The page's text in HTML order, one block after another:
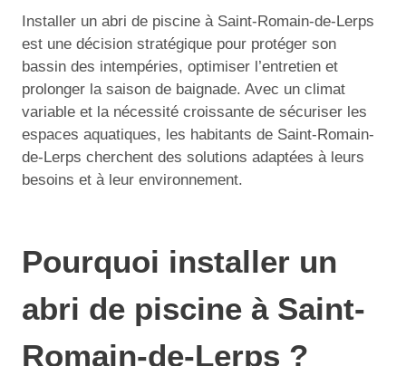
Installer un abri de piscine à Saint-Romain-de-Lerps
est une décision stratégique pour protéger son
bassin des intempéries, optimiser l’entretien et
prolonger la saison de baignade. Avec un climat
variable et la nécessité croissante de sécuriser les
espaces aquatiques, les habitants de Saint-Romain-
de-Lerps cherchent des solutions adaptées à leurs
besoins et à leur environnement.
Pourquoi installer un
abri de piscine à Saint-
Romain-de-Lerps ?